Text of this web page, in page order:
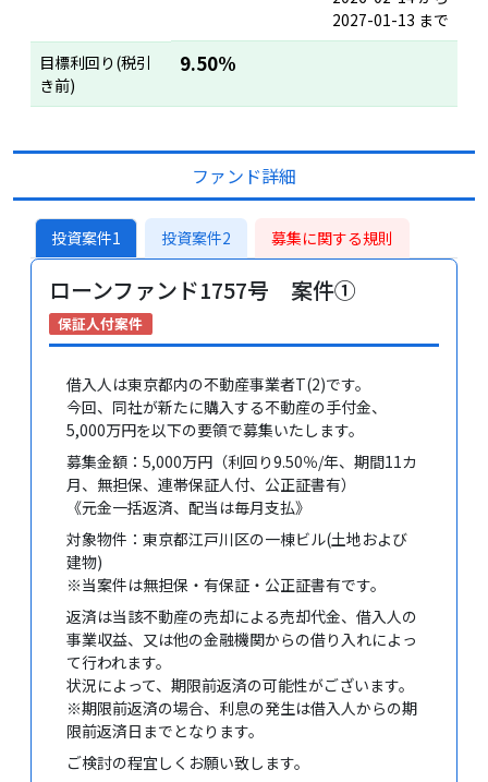
2027-01-13 まで
目標利回り(税引
き前)
9.50%
ファンド詳細
投資案件1 投資案件2 募集に関する規則
ローンファンド1757号 案件①
保証人付案件
借入人は東京都内の不動産事業者T(2)です。
今回、同社が新たに購入する不動産の手付金、
5,000万円を以下の要領で募集いたします。
募集金額：5,000万円（利回り9.50％/年、期間11カ
月、無担保、連帯保証人付、公正証書有）
《元金一括返済、配当は毎月支払》
対象物件：東京都江戸川区の一棟ビル(土地および
建物)
※当案件は無担保・有保証・公正証書有です。
返済は当該不動産の売却による売却代金、借入人の
事業収益、又は他の金融機関からの借り入れによっ
て行われます。
状況によって、期限前返済の可能性がございます。
※期限前返済の場合、利息の発生は借入人からの期
限前返済日までとなります。
ご検討の程宜しくお願い致します。